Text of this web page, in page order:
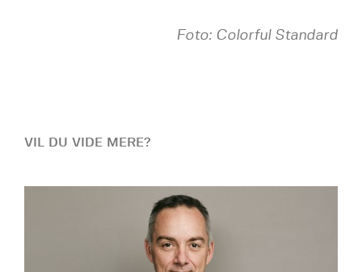
Foto: Colorful Standard
VIL DU VIDE MERE?